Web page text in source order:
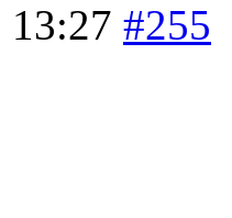
13:27 #255